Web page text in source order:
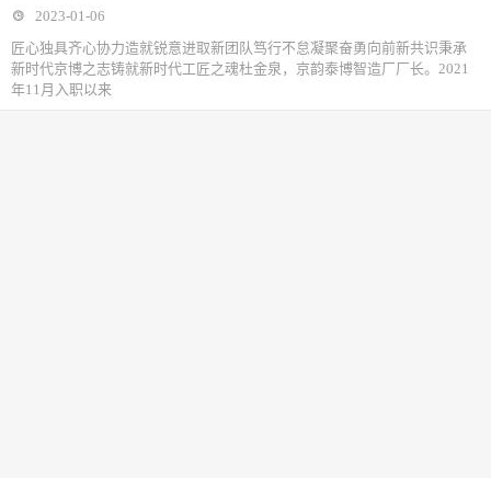
2023-01-06
匠心独具齐心协力造就锐意进取新团队笃行不怠凝聚奋勇向前新共识秉承
新时代京博之志铸就新时代工匠之魂杜金泉，京韵泰博智造厂厂长。2021
年11月入职以来